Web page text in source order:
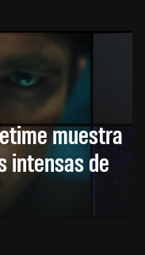
muestra
intensas de